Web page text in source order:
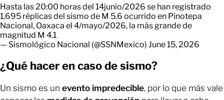
Hasta las 20:00 horas del 14junio/2026 se han registrado
1,695 réplicas del sismo de M 5.6 ocurrido en Pinotepa
Nacional, Oaxaca el 4/mayo/2026, la más grande de
magnitud M 4.1
— Sismológico Nacional (@SSNMexico) June 15, 2026
¿Qué hacer en caso de sismo?
Un sismo es un evento impredecible, por lo que más vale